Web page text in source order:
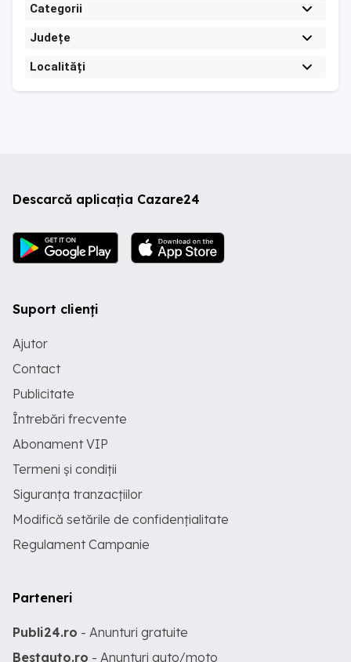
Categorii
Județe
Localități
Descarcă aplicația Cazare24
Suport clienți
Ajutor
Contact
Publicitate
Întrebări frecvente
Abonament VIP
Termeni și condiții
Siguranța tranzacțiilor
Modifică setările de confidențialitate
Regulament Campanie
Parteneri
Publi24.ro - Anunturi gratuite
Bestauto.ro - Anunturi auto/moto